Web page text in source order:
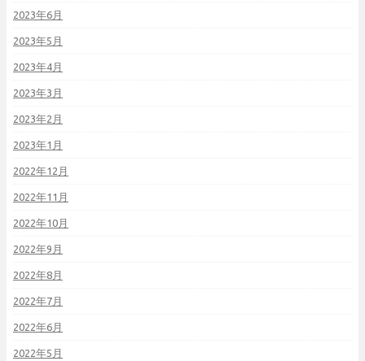
2023年6月
2023年5月
2023年4月
2023年3月
2023年2月
2023年1月
2022年12月
2022年11月
2022年10月
2022年9月
2022年8月
2022年7月
2022年6月
2022年5月